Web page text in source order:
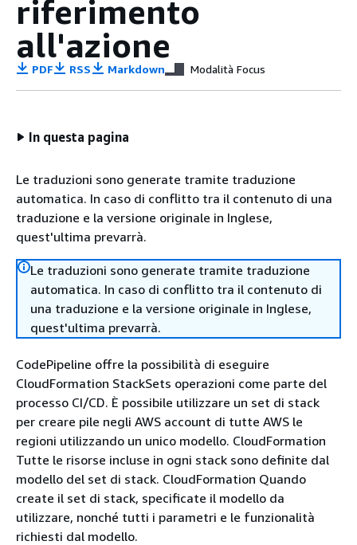
riferimento
all'azione
PDF RSS Markdown Modalità Focus
In questa pagina
Le traduzioni sono generate tramite traduzione
automatica. In caso di conflitto tra il contenuto di una
traduzione e la versione originale in Inglese,
quest'ultima prevarrà.
Le traduzioni sono generate tramite traduzione
automatica. In caso di conflitto tra il contenuto di
una traduzione e la versione originale in Inglese,
quest'ultima prevarrà.
CodePipeline offre la possibilità di eseguire
CloudFormation StackSets operazioni come parte del
processo CI/CD. È possibile utilizzare un set di stack
per creare pile negli AWS account di tutte AWS le
regioni utilizzando un unico modello. CloudFormation
Tutte le risorse incluse in ogni stack sono definite dal
modello del set di stack. CloudFormation Quando
create il set di stack, specificate il modello da
utilizzare, nonché tutti i parametri e le funzionalità
richiesti dal modello.